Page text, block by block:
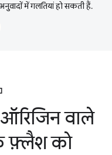
में गलतियां हो सकती हैं.
वाले
फ़्लैश को